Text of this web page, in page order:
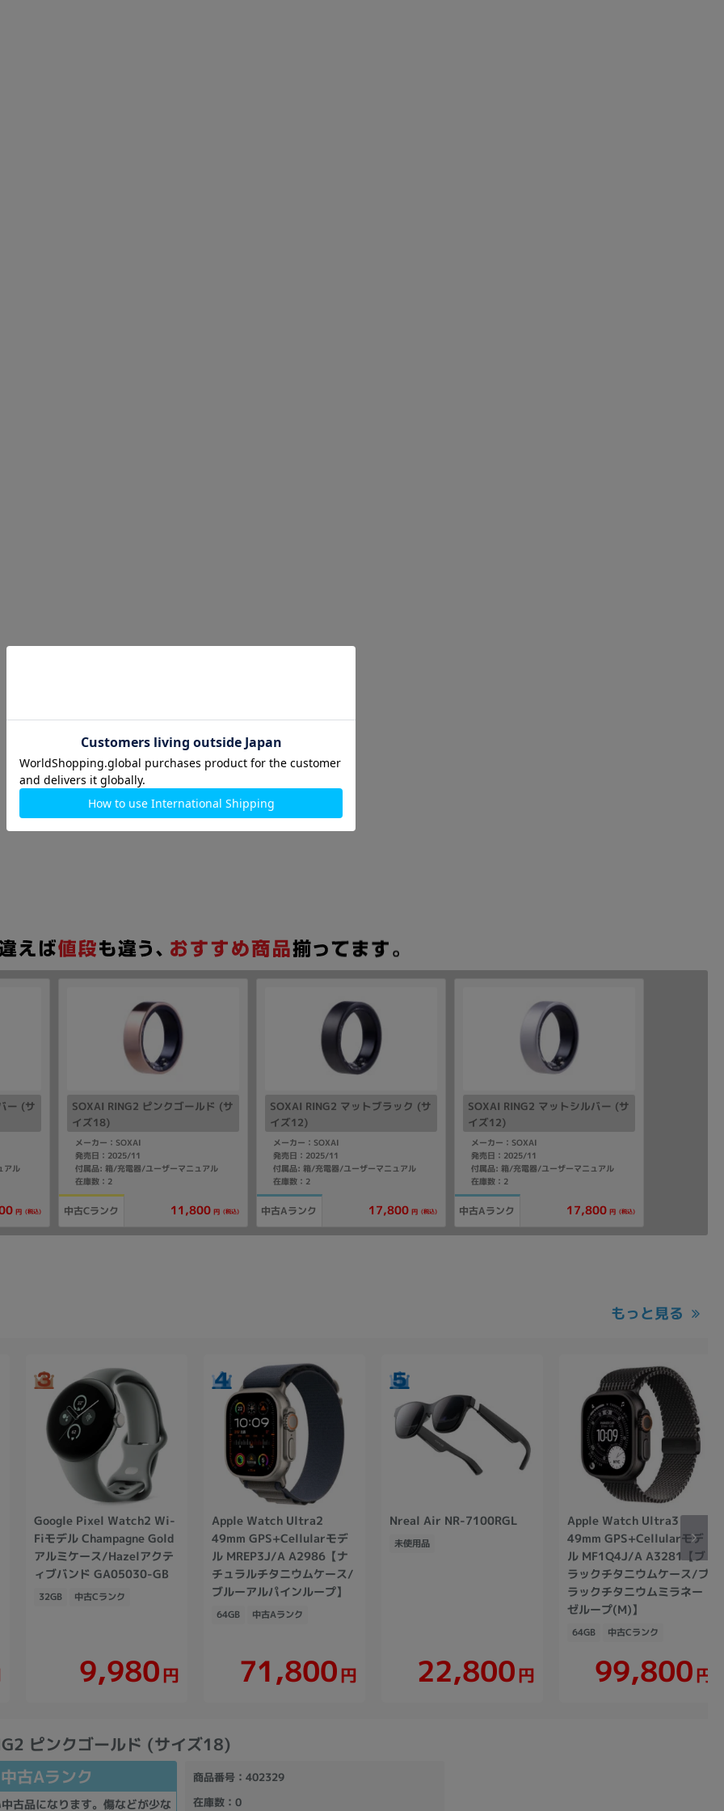
ー (サ
アル
円 (税込)
SOXAI RING2 ピンクゴールド (サ
イズ18)
メーカー：SOXAI
発売日：2025/11
付属品: 箱/充電器/ユーザーマニュアル
在庫数：2
中古Cランク 11,800 円 (税込)
SOXAI RING2 マットブラック (サ
イズ12)
メーカー：SOXAI
発売日：2025/11
付属品: 箱/充電器/ユーザーマニュアル
在庫数：2
中古Aランク 17,800 円 (税込)
SOXAI RING2 マットシルバー (サ
イズ12)
メーカー：SOXAI
発売日：2025/11
付属品: 箱/充電器/ユーザーマニュアル
在庫数：2
中古Aランク 17,800 円 (税込)
もっと見る
Google Pixel Watch2 Wi-
Fiモデル Champagne Gold
アルミケース/Hazelアクテ
ィブバンド GA05030-GB
32GB 中古Cランク
9,980円
Apple Watch Ultra2
49mm GPS+Cellularモデ
ル MREP3J/A A2986【ナ
チュラルチタニウムケース/
ブルーアルパインループ】
64GB 中古Aランク
71,800円
Nreal Air NR-7100RGL
未使用品
22,800円
Apple Watch Ultra3
49mm GPS+Cellularモデ
ル MF1Q4J/A A3281【ブ
ラックチタニウムケース/ブ
ラックチタニウムミラネー
ゼループ(M)】
64GB 中古Cランク
99,800円
ピンクゴールド (サイズ18)
中古Aランク
古品になります。傷などが少な
商品番号：402329
在庫数：0